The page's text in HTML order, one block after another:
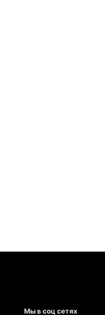
Мы в соц сетях